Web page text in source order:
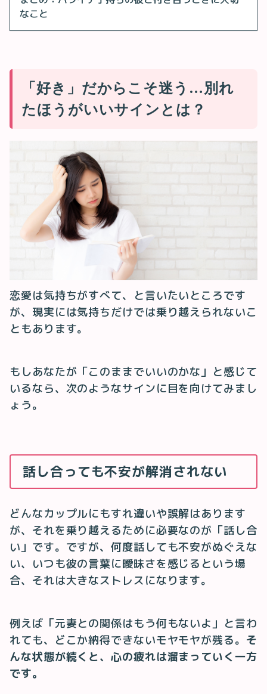
なこと
「好き」だからこそ迷う…別れ
たほうがいいサインとは？
恋愛は気持ちがすべて、と言いたいところです
が、現実には気持ちだけでは乗り越えられないこ
ともあります。
もしあなたが「このままでいいのかな」と感じて
いるなら、次のようなサインに目を向けてみまし
ょう。
話し合っても不安が解消されない
どんなカップルにもすれ違いや誤解はあります
が、それを乗り越えるために必要なのが「話し合
い」です。ですが、何度話しても不安がぬぐえな
い、いつも彼の言葉に曖昧さを感じるという場
合、それは大きなストレスになります。
例えば「元妻との関係はもう何もないよ」と言わ
れても、どこか納得できないモヤモヤが残る。 そ
んな状態が続くと、心の疲れは溜まっていく一方
です。